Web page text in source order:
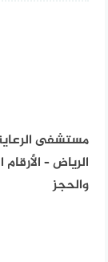
مستشفى
الرياض – الأرقام
والحجز